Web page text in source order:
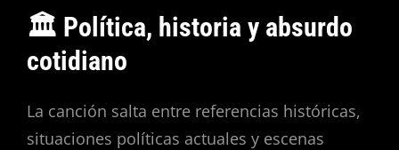
🏛️ Política, historia y absurdo
cotidiano
La canción salta entre referencias históricas,
situaciones políticas actuales y escenas